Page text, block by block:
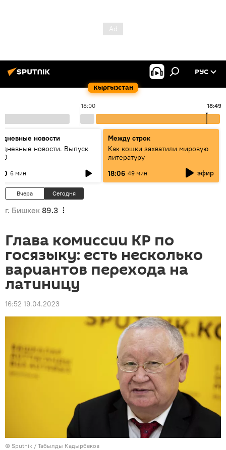
Кыргызстан
РУС
18:00 18:49
новости
новости. Выпуск
6 мин
Между строк
Как кошки захватили мировую
литературу
18:06 49 мин эфир
Вчера Сегодня
г. Бишкек 89.3
Глава комиссии КР по
госязыку: есть несколько
вариантов перехода на
латиницу
16:52 19.04.2023
© Sputnik / Табылды Кадырбеков